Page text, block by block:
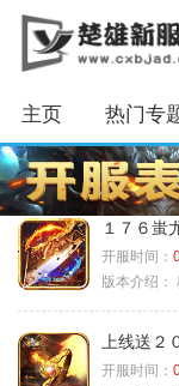
主页 热门专
１７６蚩
开服时间：
版本介绍：
上线送２
开服时间：